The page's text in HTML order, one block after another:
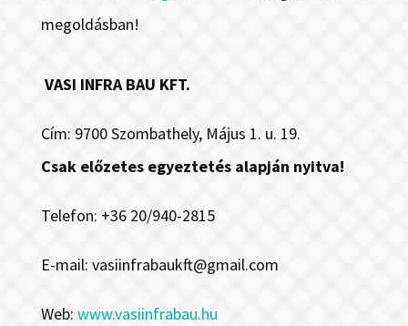
megoldásban!
VASI INFRA BAU KFT.
Cím: 9700 Szombathely, Május 1. u. 19.
Csak előzetes egyeztetés alapján nyitva!
Telefon: +36 20/940-2815
E-mail: vasiinfrabaukft@gmail.com
Web: www.vasiinfrabau.hu